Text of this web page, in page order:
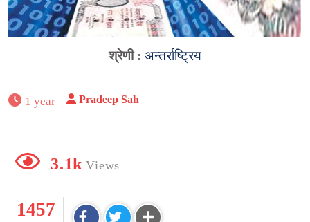
श्रेणी : अन्तर्राष्ट्रिय
1 year Pradeep Sah
3.1k Views
1457